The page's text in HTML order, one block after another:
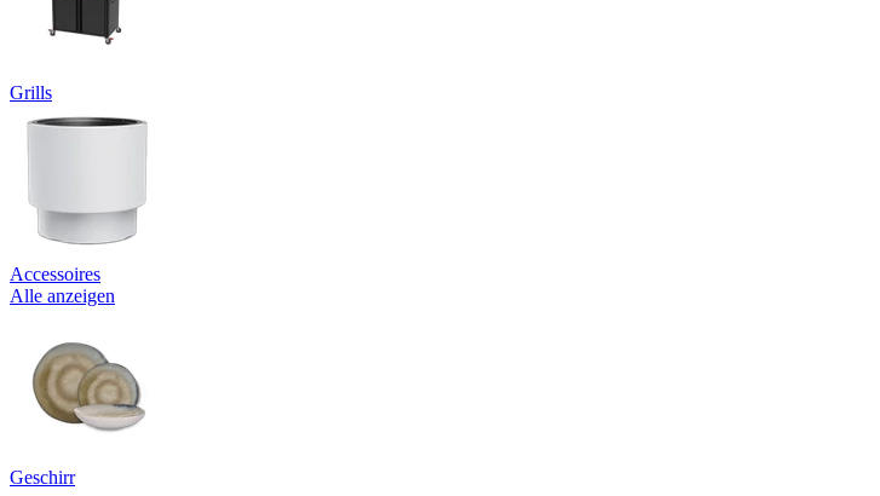
Grills
Accessoires
Alle anzeigen
Geschirr